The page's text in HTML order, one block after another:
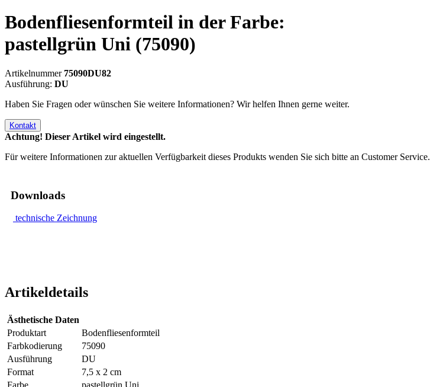
Bodenfliesenformteil in der Farbe:
pastellgrün Uni (75090)
Artikelnummer 75090DU82
Ausführung: DU
Haben Sie Fragen oder wünschen Sie weitere Informationen? Wir helfen Ihnen gerne weiter.
Kontakt
Achtung! Dieser Artikel wird eingestellt.
Für weitere Informationen zur aktuellen Verfügbarkeit dieses Produkts wenden Sie sich bitte an Customer Service.
Downloads
technische Zeichnung
Artikeldetails
Ästhetische Daten
Produktart
Bodenfliesenformteil
Farbkodierung
75090
Ausführung
DU
Format
7,5 x 2 cm